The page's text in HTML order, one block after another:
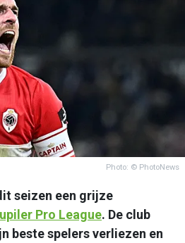
Photo: © PhotoNews
seizen een grijze
Pro League. De club
beste spelers verliezen en